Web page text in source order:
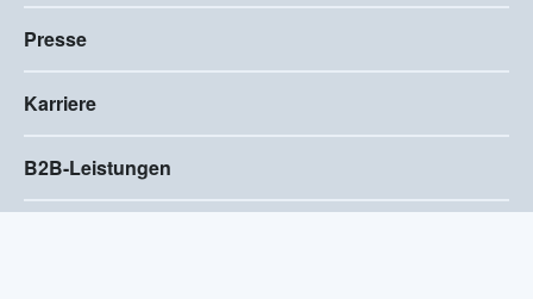
Presse
Karriere
B2B-Leistungen